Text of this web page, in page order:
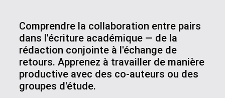
Comprendre la collaboration entre pairs
dans l'écriture académique — de la
rédaction conjointe à l'échange de
retours. Apprenez à travailler de manière
productive avec des co-auteurs ou des
groupes d'étude.